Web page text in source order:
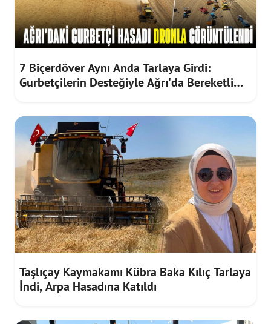
7 Biçerdöver Aynı Anda Tarlaya Girdi:
Gurbetçilerin Desteğiyle Ağrı'da Bereketli
Taşlıçay Kaymakamı Kübra Baka Kılıç Tarlaya
İndi, Arpa Hasadına Katıldı